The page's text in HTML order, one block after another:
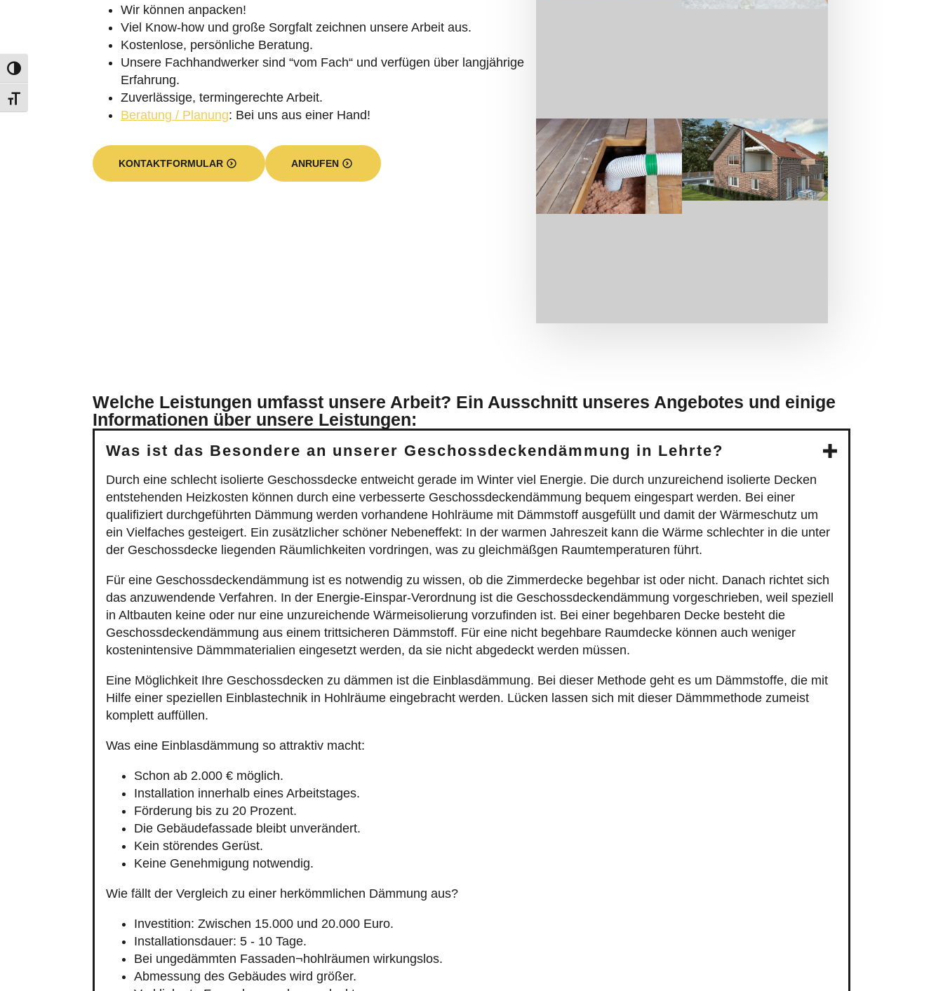
Wir können anpacken!
Viel Know-how und große Sorgfalt zeichnen unsere Arbeit aus.
Kostenlose, persönliche Beratung.
Unsere Fachhandwerker sind “vom Fach“ und verfügen über langjährige
Erfahrung.
Zuverlässige, termingerechte Arbeit.
Beratung / Planung: Bei uns aus einer Hand!
KONTAKTFORMULAR ANRUFEN
Welche Leistungen umfasst unsere Arbeit? Ein Ausschnitt unseres Angebotes und einige
Informationen über unsere Leistungen:
Was ist das Besondere an unserer Geschossdeckendämmung in Lehrte?
Durch eine schlecht isolierte Geschossdecke entweicht gerade im Winter viel Energie. Die durch unzureichend isolierte Decken
entstehenden Heizkosten können durch eine verbesserte Geschossdeckendämmung bequem eingespart werden. Bei einer
qualifiziert durchgeführten Dämmung werden vorhandene Hohlräume mit Dämmstoff ausgefüllt und damit der Wärmeschutz um
ein Vielfaches gesteigert. Ein zusätzlicher schöner Nebeneffekt: In der warmen Jahreszeit kann die Wärme schlechter in die unter
der Geschossdecke liegenden Räumlichkeiten vordringen, was zu gleichmäßgen Raumtemperaturen führt.
Für eine Geschossdeckendämmung ist es notwendig zu wissen, ob die Zimmerdecke begehbar ist oder nicht. Danach richtet sich
das anzuwendende Verfahren. In der Energie-Einspar-Verordnung ist die Geschossdeckendämmung vorgeschrieben, weil speziell
in Altbauten keine oder nur eine unzureichende Wärmeisolierung vorzufinden ist. Bei einer begehbaren Decke besteht die
Geschossdeckendämmung aus einem trittsicheren Dämmstoff. Für eine nicht begehbare Raumdecke können auch weniger
kostenintensive Dämmmaterialien eingesetzt werden, da sie nicht abgedeckt werden müssen.
Eine Möglichkeit Ihre Geschossdecken zu dämmen ist die Einblasdämmung. Bei dieser Methode geht es um Dämmstoffe, die mit
Hilfe einer speziellen Einblastechnik in Hohlräume eingebracht werden. Lücken lassen sich mit dieser Dämmmethode zumeist
komplett auffüllen.
Was eine Einblasdämmung so attraktiv macht:
Schon ab 2.000 € möglich.
Installation innerhalb eines Arbeitstages.
Förderung bis zu 20 Prozent.
Die Gebäudefassade bleibt unverändert.
Kein störendes Gerüst.
Keine Genehmigung notwendig.
Wie fällt der Vergleich zu einer herkömmlichen Dämmung aus?
Investition: Zwischen 15.000 und 20.000 Euro.
Installationsdauer: 5 - 10 Tage.
Bei ungedämmten Fassaden¬hohlräumen wirkungslos.
Abmessung des Gebäudes wird größer.